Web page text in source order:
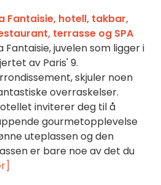
Fantaisie, hotell, takbar,
terrasse og SPA
Fantaisie, juvelen som ligger i
av Paris' 9.
skjuler noen
overraskelser.
inviterer deg til å
gourmetopplevelse
uteplassen og den
er bare noe av det du